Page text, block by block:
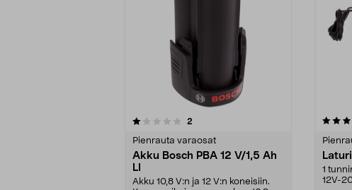
2
Pienrauta varaosat
Akku Bosch PBA 12 V/1,5 Ah
LI
Akku 10,8 V:n ja 12 V:n koneisiin.
4.0viidestä
1
12V-